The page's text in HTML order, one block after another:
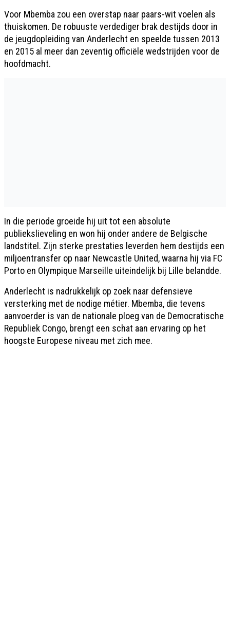
Voor Mbemba zou een overstap naar paars-wit voelen als
thuiskomen. De robuuste verdediger brak destijds door in
de jeugdopleiding van Anderlecht en speelde tussen 2013
en 2015 al meer dan zeventig officiële wedstrijden voor de
hoofdmacht.
In die periode groeide hij uit tot een absolute
publiekslieveling en won hij onder andere de Belgische
landstitel. Zijn sterke prestaties leverden hem destijds een
miljoentransfer op naar Newcastle United, waarna hij via FC
Porto en Olympique Marseille uiteindelijk bij Lille belandde.
Anderlecht is nadrukkelijk op zoek naar defensieve
versterking met de nodige métier. Mbemba, die tevens
aanvoerder is van de nationale ploeg van de Democratische
Republiek Congo, brengt een schat aan ervaring op het
hoogste Europese niveau met zich mee.